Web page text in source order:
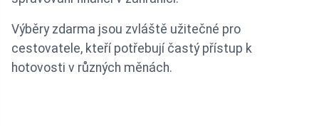
Výběry zdarma jsou zvláště užitečné pro
cestovatele, kteří potřebují častý přístup k
hotovosti v různých měnách.